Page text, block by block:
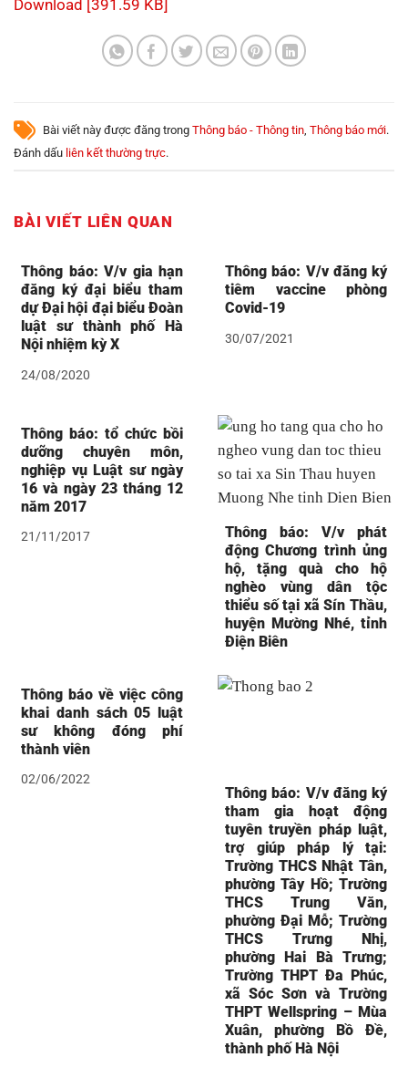
Download [391.59 KB]
Bài viết này được đăng trong Thông báo - Thông tin, Thông báo mới.
Đánh dấu liên kết thường trực.
BÀI VIẾT LIÊN QUAN
Thông báo: V/v gia hạn
đăng ký đại biểu tham
dự Đại hội đại biểu Đoàn
luật sư thành phố Hà
Nội nhiệm kỳ X
24/08/2020
Thông báo: V/v đăng ký
tiêm vaccine phòng
Covid-19
30/07/2021
Thông báo: tổ chức bồi
dưỡng chuyên môn,
nghiệp vụ Luật sư ngày
16 và ngày 23 tháng 12
năm 2017
21/11/2017
Thông báo: V/v phát
động Chương trình ủng
hộ, tặng quà cho hộ
nghèo vùng dân tộc
thiểu số tại xã Sín Thầu,
huyện Mường Nhé, tỉnh
Điện Biên
Thông báo về việc công
khai danh sách 05 luật
sư không đóng phí
thành viên
02/06/2022
Thông báo: V/v đăng ký
tham gia hoạt động
tuyên truyền pháp luật,
trợ giúp pháp lý tại:
Trường THCS Nhật Tân,
phường Tây Hồ; Trường
THCS Trung Văn,
phường Đại Mỗ; Trường
THCS Trưng Nhị,
phường Hai Bà Trưng;
Trường THPT Đa Phúc,
xã Sóc Sơn và Trường
THPT Wellspring – Mùa
Xuân, phường Bồ Đề,
thành phố Hà Nội